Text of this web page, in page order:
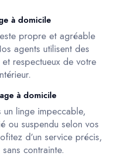
à domicile
propre et agréable
agents utilisent des
respectueux de votre
à domicile
un linge impeccable,
ou suspendu selon vos
d’un service précis,
contrainte.